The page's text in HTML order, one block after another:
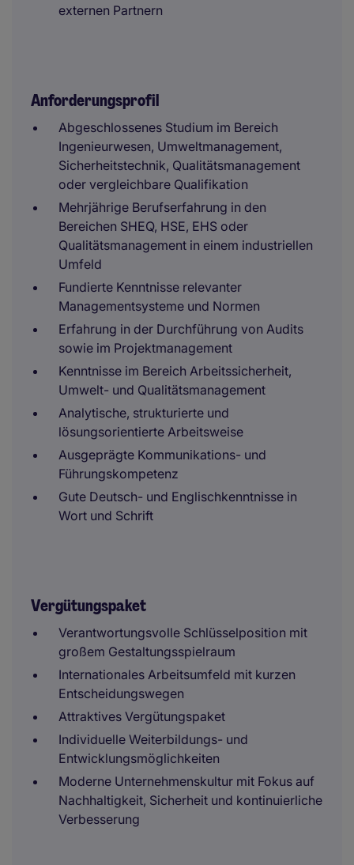
externen Partnern
Anforderungsprofil
Abgeschlossenes Studium im Bereich
Ingenieurwesen, Umweltmanagement,
Sicherheitstechnik, Qualitätsmanagement
oder vergleichbare Qualifikation
Mehrjährige Berufserfahrung in den
Bereichen SHEQ, HSE, EHS oder
Qualitätsmanagement in einem industriellen
Umfeld
Fundierte Kenntnisse relevanter
Managementsysteme und Normen
Erfahrung in der Durchführung von Audits
sowie im Projektmanagement
Kenntnisse im Bereich Arbeitssicherheit,
Umwelt- und Qualitätsmanagement
Analytische, strukturierte und
lösungsorientierte Arbeitsweise
Ausgeprägte Kommunikations- und
Führungskompetenz
Gute Deutsch- und Englischkenntnisse in
Wort und Schrift
Vergütungspaket
Verantwortungsvolle Schlüsselposition mit
großem Gestaltungsspielraum
Internationales Arbeitsumfeld mit kurzen
Entscheidungswegen
Attraktives Vergütungspaket
Individuelle Weiterbildungs- und
Entwicklungsmöglichkeiten
Moderne Unternehmenskultur mit Fokus auf
Nachhaltigkeit, Sicherheit und kontinuierliche
Verbesserung